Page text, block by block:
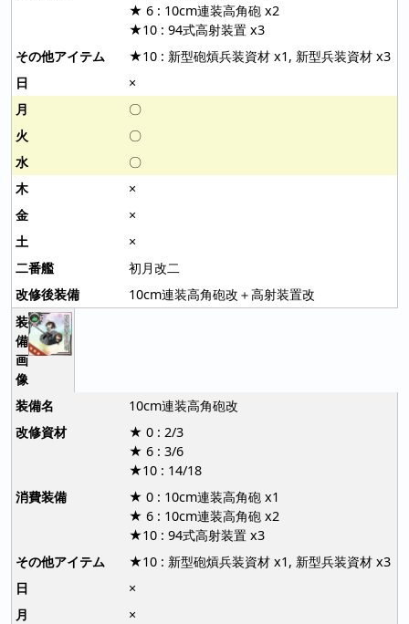
★ 6 : 10cm連装高角砲 x2
★10 : 94式高射装置 x3
★10 : 新型砲熕兵装資材 x1, 新型兵装資材 x3
×
〇
〇
〇
×
×
×
初月改二
10cm連装高角砲改＋高射装置改
10cm連装高角砲改
★ 0 : 2/3
★ 6 : 3/6
★10 : 14/18
★ 0 : 10cm連装高角砲 x1
★ 6 : 10cm連装高角砲 x2
★10 : 94式高射装置 x3
★10 : 新型砲熕兵装資材 x1, 新型兵装資材 x3
×
×